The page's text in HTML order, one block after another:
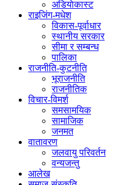
अडियाेकास्ट
राइजिंग-मधेश
विकास-पूर्वाधार
स्थानीय सरकार
सीमा र सम्बन्ध
पालिका
राजनीति-कुटनीति
भूराजनीति
राजनीतिक
विचार-विमर्श
समसामयिक
सामाजिक
जनमत
वातावरण
जलवायु परिवर्तन
वन्यजन्तु
आलेख